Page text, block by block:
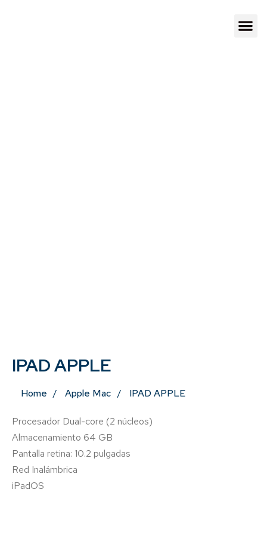
IPAD APPLE
Home Apple Mac IPAD APPLE
Procesador Dual-core (2 núcleos)
Almacenamiento 64 GB
Pantalla retina: 10.2 pulgadas
Red Inalámbrica
iPadOS